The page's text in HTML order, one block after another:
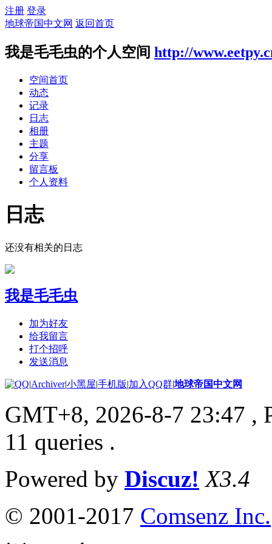
注册 登录
地球帝国中文网 返回首页
我是毛毛虫的个人空间 http://
空间首页
动态
记录
日志
相册
主题
分享
留言板
个人资料
日志
还没有相关的日志
我是毛毛虫
加为好友
给我留言
打个招呼
发送消息
|Archiver|小黑屋|手机版|加入QQ群|地球帝国中文网
GMT+8, 2026-8-7 23:47 ,
11 queries .
Powered by Discuz! X3.4
© 2001-2017 Comsenz Inc.